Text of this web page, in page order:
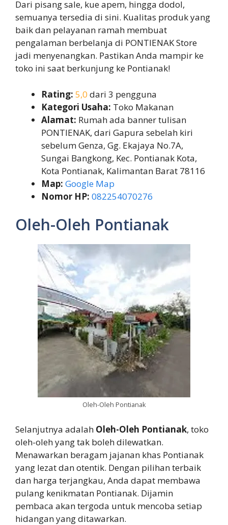
Dari pisang sale, kue apem, hingga dodol,
semuanya tersedia di sini. Kualitas produk yang
baik dan pelayanan ramah membuat
pengalaman berbelanja di PONTIENAK Store
jadi menyenangkan. Pastikan Anda mampir ke
toko ini saat berkunjung ke Pontianak!
Rating: 5,0 dari 3 pengguna
Kategori Usaha: Toko Makanan
Alamat: Rumah ada banner tulisan
PONTIENAK, dari Gapura sebelah kiri
sebelum Genza, Gg. Ekajaya No.7A,
Sungai Bangkong, Kec. Pontianak Kota,
Kota Pontianak, Kalimantan Barat 78116
Map: Google Map
Nomor HP: 082254070276
Oleh-Oleh Pontianak
Oleh-Oleh Pontianak
Selanjutnya adalah Oleh-Oleh Pontianak, toko
oleh-oleh yang tak boleh dilewatkan.
Menawarkan beragam jajanan khas Pontianak
yang lezat dan otentik. Dengan pilihan terbaik
dan harga terjangkau, Anda dapat membawa
pulang kenikmatan Pontianak. Dijamin
pembaca akan tergoda untuk mencoba setiap
hidangan yang ditawarkan.